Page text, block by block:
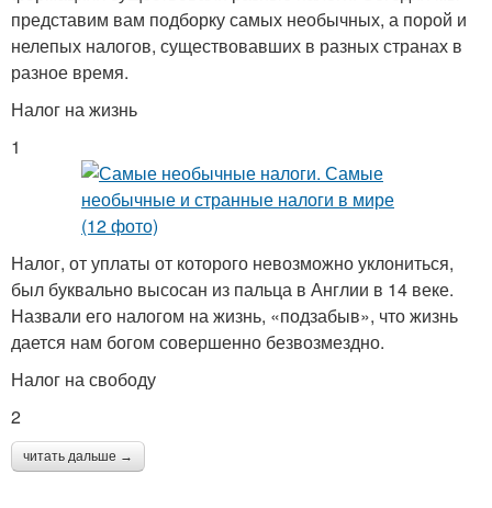
представим вам подборку самых необычных, а порой и
нелепых налогов, существовавших в разных странах в
разное время.
Налог на жизнь
1
Налог, от уплаты от которого невозможно уклониться,
был буквально высосан из пальца в Англии в 14 веке.
Назвали его налогом на жизнь, «подзабыв», что жизнь
дается нам богом совершенно безвозмездно.
Налог на свободу
2
читать дальше →